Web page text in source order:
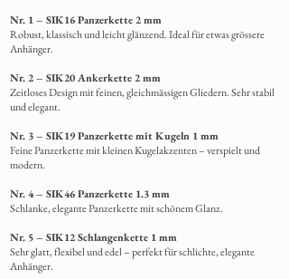
Nr. 1 – SIK16 Panzerkette 2 mm
Robust, klassisch und leicht glänzend. Ideal für etwas grössere
Anhänger.
Nr. 2 – SIK20 Ankerkette 2 mm
Zeitloses Design mit feinen, gleichmässigen Gliedern. Sehr stabil
und elegant.
Nr. 3 – SIK19 Panzerkette mit Kugeln 1 mm
Feine Panzerkette mit kleinen Kugelakzenten – verspielt und
modern.
Nr. 4 – SIK46 Panzerkette 1.3 mm
Schlanke,elegante Panzerkette mit schönem Glanz.
Nr. 5 – SIK12 Schlangenkette 1 mm
Sehr glatt, flexibel und edel – perfekt für schlichte, elegante
Anhänger.